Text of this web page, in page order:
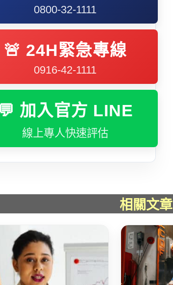
0800-32-1111
🚨 24H緊急專線
0916-42-1111
加入官方 LINE
線上專人快速評估
相關文章